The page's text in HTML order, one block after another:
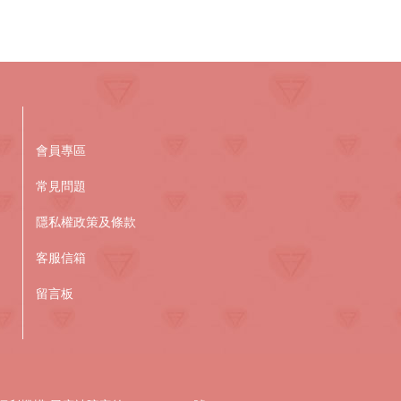
會員專區
常見問題
隱私權政策及條款
客服信箱
留言板